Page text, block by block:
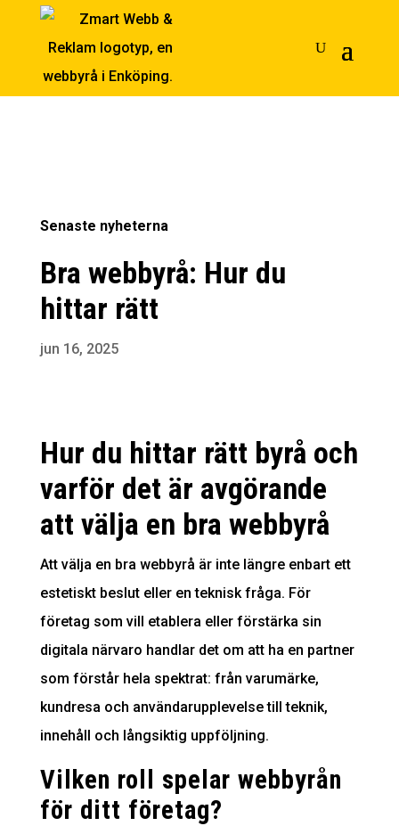
Senaste nyheterna
Bra webbyrå: Hur du
hittar rätt
jun 16, 2025
Hur du hittar rätt byrå och
varför det är avgörande
att välja en bra webbyrå
Att välja en bra webbyrå är inte längre enbart ett
estetiskt beslut eller en teknisk fråga. För
företag som vill etablera eller förstärka sin
digitala närvaro handlar det om att ha en partner
som förstår hela spektrat: från varumärke,
kundresa och användarupplevelse till teknik,
innehåll och långsiktig uppföljning.
Vilken roll spelar webbyrån
för ditt företag?